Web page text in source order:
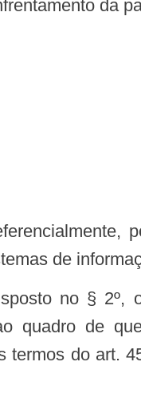
da
de
no § 2º,
quadro de
do art.